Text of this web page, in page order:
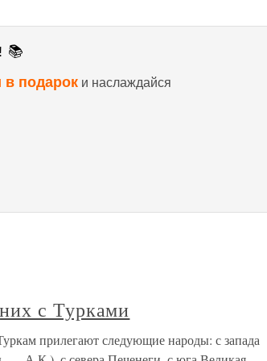
📚
в подарок и наслаждайся
с Турками
прилегают следующие народы: с запада